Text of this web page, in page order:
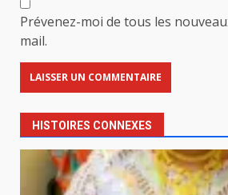
Prévenez-moi de tous les
mail.
HISTOIRES CONNEXES